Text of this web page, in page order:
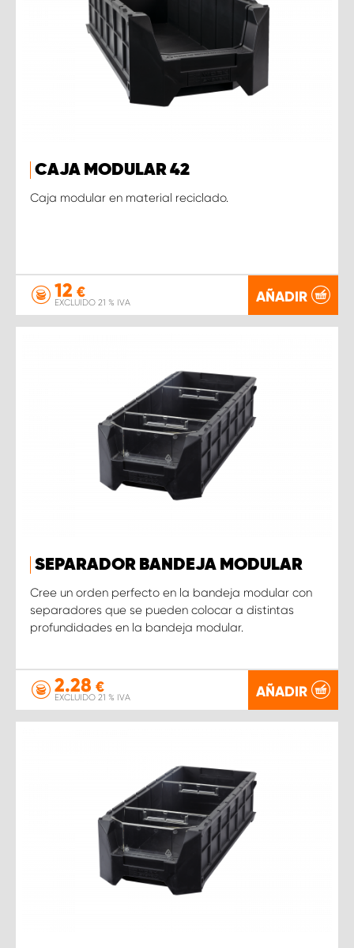
CAJA MODULAR 42
Caja modular en material reciclado.
12 €
EXCLUIDO 21 % IVA AÑADIR
SEPARADOR BANDEJA MODULAR
Cree un orden perfecto en la bandeja modular con
separadores que se pueden colocar a distintas
profundidades en la bandeja modular.
2.28 €
EXCLUIDO 21 % IVA AÑADIR